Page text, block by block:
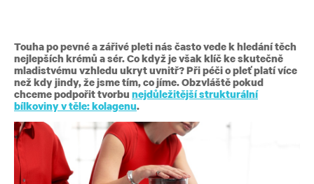
Touha po pevné a zářivé pleti nás často vede k hledání těch
nejlepších krémů a sér. Co když je však klíč ke skutečně
mladistvému vzhledu ukryt uvnitř? Při péči o pleť platí více
než kdy jindy, že jsme tím, co jíme. Obzvláště pokud
chceme podpořit tvorbu nejdůležitější strukturální
bílkoviny v těle: kolagenu.